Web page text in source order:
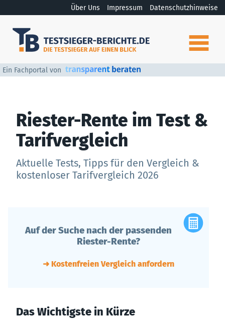
Über Uns Impressum Datenschutzhinweise
Ein Fachportal von
Riester-Rente im Test &
Tarifvergleich
Aktuelle Tests, Tipps für den Vergleich &
kostenloser Tarifvergleich 2026
Auf der Suche nach der passenden
Riester-Rente?
➜ Kostenfreien Vergleich anfordern
Das Wichtigste in Kürze